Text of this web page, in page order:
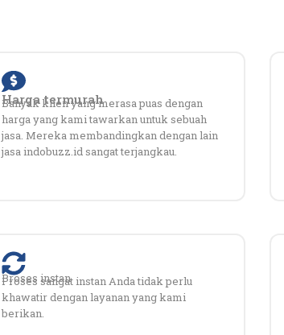
Harga termurah
Banyak klien yang merasa puas dengan
harga yang kami tawarkan untuk sebuah
jasa. Mereka membandingkan dengan lain
jasa indobuzz.id sangat terjangkau.
Proses instan
Proses sangat instan Anda tidak perlu
khawatir dengan layanan yang kami
berikan.